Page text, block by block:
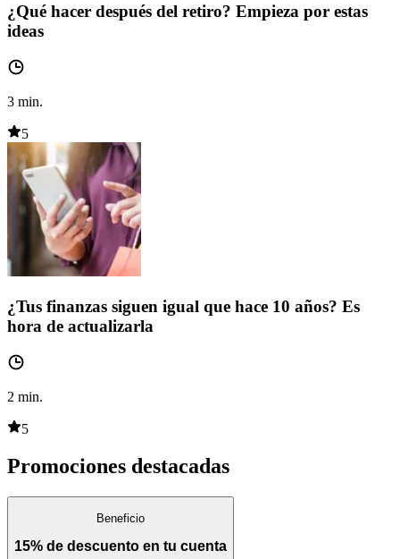
¿Qué hacer después del retiro? Empieza por estas
ideas
3 min.
5
¿Tus finanzas siguen igual que hace 10 años? Es
hora de actualizarla
2 min.
5
Promociones destacadas
Beneficio
15% de descuento en tu cuenta